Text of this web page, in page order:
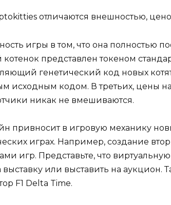
отличаются внешностью,
игры в том, что она полностью
представлен токеном
генетический код новых
исходным кодом. В третьих, цены
никак не вмешиваются.
привносит в игровую механику
играх. Например, создание
игр. Представьте, что
выставку или выставить на аукцион.
F1 Delta Time.